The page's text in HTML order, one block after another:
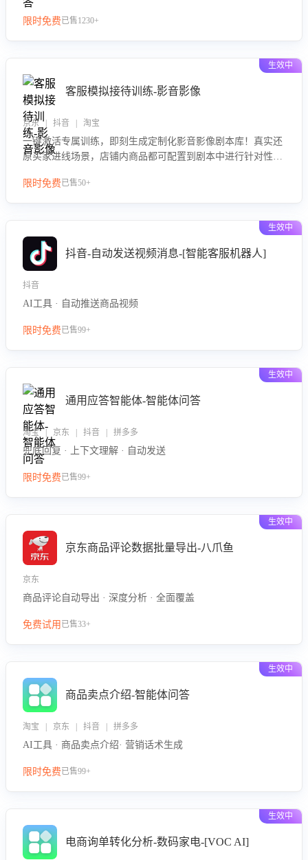
限时免费已售1230+
生效中
客服模拟接待训练-影音影像
京东 | 抖音 | 淘宝
一键激活专属训练，即刻生成定制化影音影像剧本库！真实还
原买家进线场景，店铺内商品都可配置到剧本中进行针对性训
即开通”，快速获取影音影像类目剧本，一键开启客服培训。
限时免费已售50+
生效中
抖音-自动发送视频消息-[智能客服机器人]
抖音
AI工具 · 自动推送商品视频
限时免费已售99+
生效中
通用应答智能体-智能体问答
淘宝 | 京东 | 抖音 | 拼多多
兜底回复 · 上下文理解 · 自动发送
限时免费已售99+
生效中
京东商品评论数据批量导出-八爪鱼
京东
商品评论自动导出 · 深度分析 · 全面覆盖
免费试用 已售33+
生效中
商品卖点介绍-智能体问答
淘宝 | 京东 | 抖音 | 拼多多
AI工具 · 商品卖点介绍· 营销话术生成
限时免费已售99+
生效中
电商询单转化分析-数码家电-[VOC AI]